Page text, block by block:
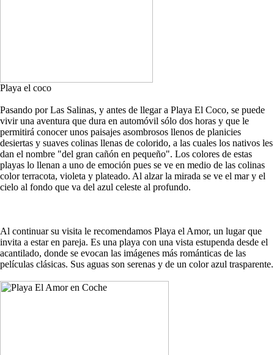
Playa el coco
Pasando por Las Salinas, y antes de llegar a Playa El Coco, se puede
vivir una aventura que dura en automóvil sólo dos horas y que le
permitirá conocer unos paisajes asombrosos llenos de planicies
desiertas y suaves colinas llenas de colorido, a las cuales los nativos les
dan el nombre "del gran cañón en pequeño". Los colores de estas
playas lo llenan a uno de emoción pues se ve en medio de las colinas
color terracota, violeta y plateado. Al alzar la mirada se ve el mar y el
cielo al fondo que va del azul celeste al profundo.
Al continuar su visita le recomendamos Playa el Amor, un lugar que
invita a estar en pareja. Es una playa con una vista estupenda desde el
acantilado, donde se evocan las imágenes más románticas de las
películas clásicas. Sus aguas son serenas y de un color azul trasparente.